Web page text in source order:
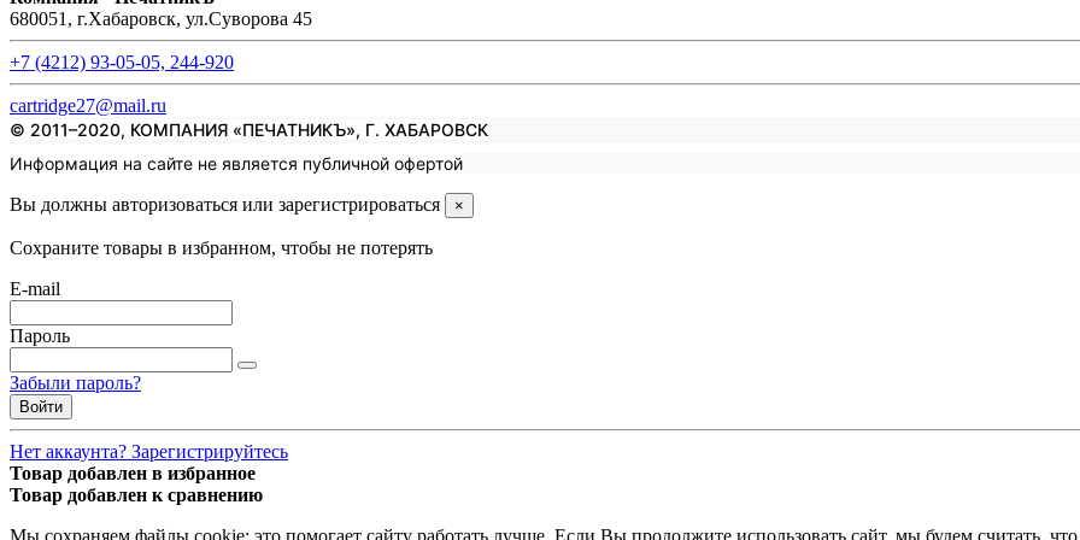
680051, г.Хабаровск, ул.Суворова 45
+7 (4212) 93-05-05, 244-920
cartridge27@mail.ru
© 2011–2020, КОМПАНИЯ «ПЕЧАТНИКЪ», Г. ХАБАРОВСК
Информация на сайте не является публичной офертой
Вы должны авторизоваться или зарегистрироваться
×
Сохраните товары в избранном, чтобы не потерять
E-mail
Пароль
Забыли пароль?
Войти
Нет аккаунта? Зарегистрируйтесь
Товар добавлен в избранное
Товар добавлен к сравнению
Мы cохраняем файлы cookie: это помогает сайту работать лучше. Если Вы продолжите использовать сайт, мы будем считать, что